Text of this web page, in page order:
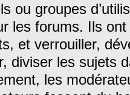
ou groupes
les forums. Ils ont
et verrouiller,
diviser les sujets
les